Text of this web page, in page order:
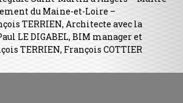
du Maine-et-Loire –
TERRIEN, Architecte avec la
LE DIGABEL, BIM manager et
TERRIEN, François COTTIER